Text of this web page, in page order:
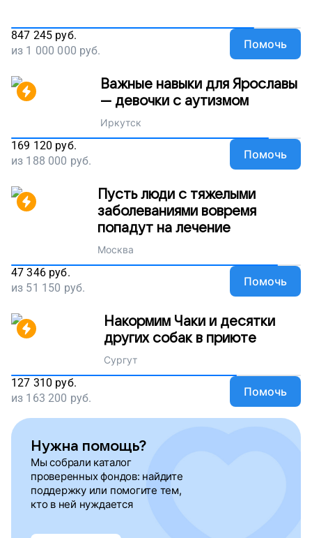
847 245 руб.
из 1 000 000 руб. Помочь
Важные навыки для Ярославы
— девочки с аутизмом
Иркутск
169 120 руб.
из 188 000 руб. Помочь
Пусть люди с тяжелыми
заболеваниями вовремя
попадут на лечение
Москва
47 346 руб.
из 51 150 руб. Помочь
Накормим Чаки и десятки
других собак в приюте
Сургут
127 310 руб.
из 163 200 руб. Помочь
Нужна помощь?
Мы собрали каталог
проверенных фондов: найдите
поддержку или помогите тем,
кто в ней нуждается